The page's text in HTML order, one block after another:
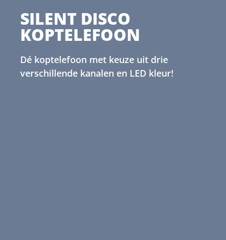
SILENT DISCO
KOPTELEFOON
Dé koptelefoon met keuze uit drie
verschillende kanalen en LED kleur!